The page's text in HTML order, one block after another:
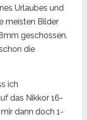
Urlaubes und
meisten Bilder
geschossen.
die
ich
das Nikkor 16-
dann doch 1-